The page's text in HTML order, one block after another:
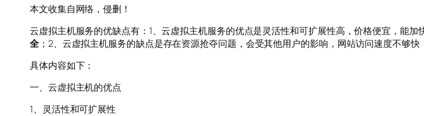
本文收集自网络，侵删！
云虚拟主机服务的优缺点有：1、云虚拟主机服务的优点是灵活性和可扩展性高，价格便宜，能
全；2、云虚拟主机服务的缺点是存在资源抢夺问题，会受其他用户的影响，网站访问速度不够快
具体内容如下：
一、云虚拟主机的优点
1、灵活性和可扩展性